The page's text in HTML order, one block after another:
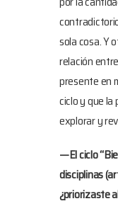
sola cosa. Y
relación
presente en
ciclo y que
explorar y
—El ciclo
disciplinas
¿priorizaste